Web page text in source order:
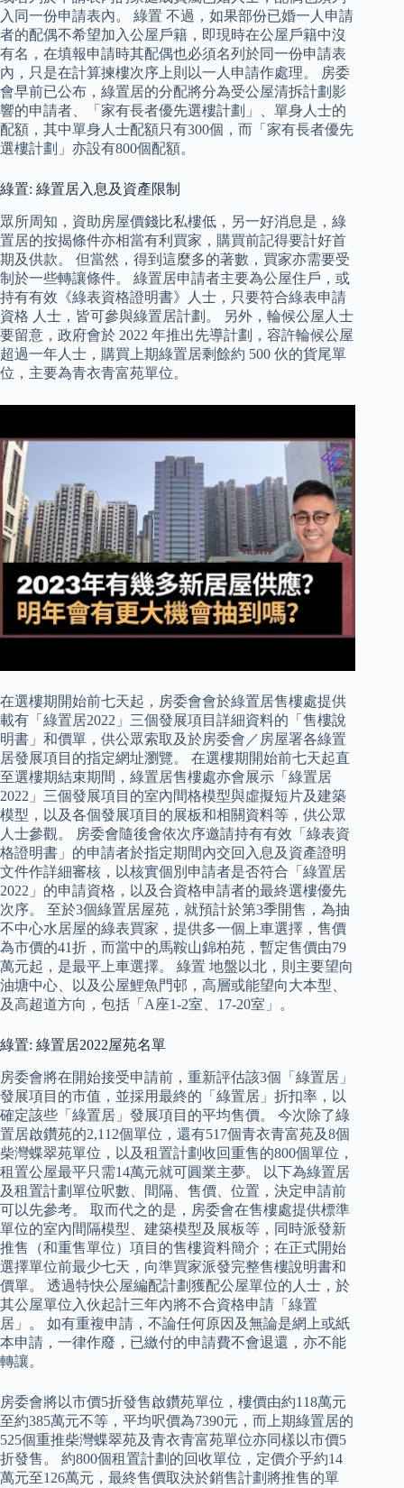
入同一份申請表內。 綠置 不過，如果部份已婚一人申請
者的配偶不希望加入公屋戶籍，即現時在公屋戶籍中沒
有名，在填報申請時其配偶也必須名列於同一份申請表
內，只是在計算揀樓次序上則以一人申請作處理。 房委
會早前已公布，綠置居的分配將分為受公屋清拆計劃影
響的申請者、「家有長者優先選樓計劃」、單身人士的
配額，其中單身人士配額只有300個，而「家有長者優先
選樓計劃」亦設有800個配額。
綠置: 綠置居入息及資產限制
眾所周知，資助房屋價錢比私樓低，另一好消息是，綠
置居的按揭條件亦相當有利買家，購買前記得要計好首
期及供款。 但當然，得到這麼多的著數，買家亦需要受
制於一些轉讓條件。 綠置居申請者主要為公屋住戶，或
持有有效《綠表資格證明書》人士，只要符合綠表申請
資格 人士，皆可參與綠置居計劃。 另外，輪候公屋人士
要留意，政府會於 2022 年推出先導計劃，容許輪候公屋
超過一年人士，購買上期綠置居剩餘約 500 伙的貨尾單
位，主要為青衣青富苑單位。
在選樓期開始前七天起，房委會會於綠置居售樓處提供
載有「綠置居2022」三個發展項目詳細資料的「售樓說
明書」和價單，供公眾索取及於房委會／房屋署各綠置
居發展項目的指定網址瀏覽。 在選樓期開始前七天起直
至選樓期結束期間，綠置居售樓處亦會展示「綠置居
2022」三個發展項目的室內間格模型與虛擬短片及建築
模型，以及各個發展項目的展板和相關資料等，供公眾
人士參觀。 房委會隨後會依次序邀請持有有效「綠表資
格證明書」的申請者於指定期間內交回入息及資產證明
文件作詳細審核，以核實個別申請者是否符合「綠置居
2022」的申請資格，以及合資格申請者的最終選樓優先
次序。 至於3個綠置居屋苑，就預計於第3季開售，為抽
不中心水居屋的綠表買家，提供多一個上車選擇，售價
為市價的41折，而當中的馬鞍山錦柏苑，暫定售價由79
萬元起，是最平上車選擇。 綠置 地盤以北，則主要望向
油塘中心、以及公屋鯉魚門邨，高層或能望向大本型、
及高超道方向，包括「A座1-2室、17-20室」。
綠置: 綠置居2022屋苑名單
房委會將在開始接受申請前，重新評估該3個「綠置居」
發展項目的市值，並採用最終的「綠置居」折扣率，以
確定該些「綠置居」發展項目的平均售價。 今次除了綠
置居啟鑽苑的2,112個單位，還有517個青衣青富苑及8個
柴灣蝶翠苑單位，以及租置計劃收回重售的800個單位，
租置公屋最平只需14萬元就可圓業主夢。 以下為綠置居
及租置計劃單位呎數、間隔、售價、位置，決定申請前
可以先參考。 取而代之的是，房委會在售樓處提供標準
單位的室內間隔模型、建築模型及展板等，同時派發新
推售（和重售單位）項目的售樓資料簡介；在正式開始
選擇單位前最少七天，向準買家派發完整售樓說明書和
價單。 透過特快公屋編配計劃獲配公屋單位的人士，於
其公屋單位入伙起計三年內將不合資格申請「綠置
居」。 如有重複申請，不論任何原因及無論是網上或紙
本申請，一律作廢，已繳付的申請費不會退還，亦不能
轉讓。
房委會將以市價5折發售啟鑽苑單位，樓價由約118萬元
至約385萬元不等，平均呎價為7390元，而上期綠置居的
525個重推柴灣蝶翠苑及青衣青富苑單位亦同樣以市價5
折發售。 約800個租置計劃的回收單位，定價介乎約14
萬元至126萬元，最終售價取決於銷售計劃將推售的單